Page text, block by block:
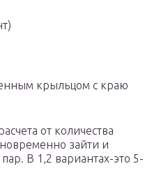
крыльцом с краю
от количества
зайти и
В 1,2 вариантах-это 5-